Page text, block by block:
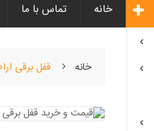
خانه تماس با ما
خانه قفل برقی